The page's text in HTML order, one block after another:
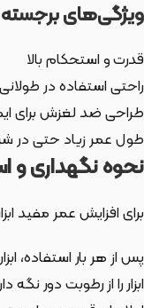
ویژگی‌های
قدرت و استحکام بالا
راحتی استفاده در
طراحی ضد لغزش برای
طول عمر زیاد حتی در
نحوه نگهداری و
برای افزایش عمر مفید
پس از هر بار استفاده،
ابزار را از رطوبت دور نگه